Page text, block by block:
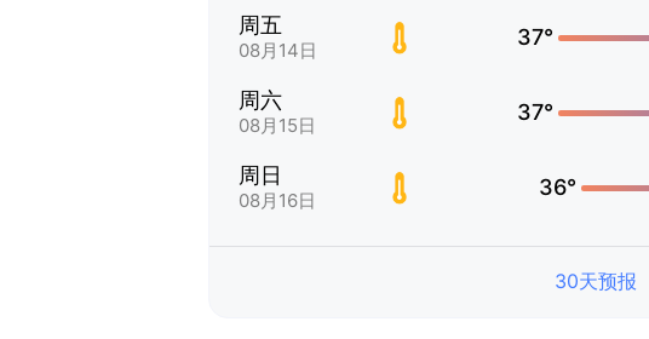
周五
08月14日
37°
周六
08月15日
37°
周日
08月16日
36°
30天预报